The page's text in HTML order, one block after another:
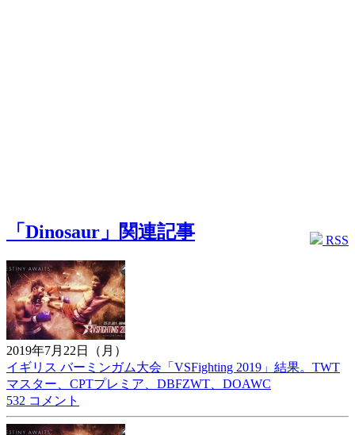
RSS
「Dinosaur」関連記事
2019年7月22日（月）
イギリス バーミンガム大会「VSFighting 2019」結果。TWT
マスター、CPTプレミア、DBFZWT、DOAWC
532 コメント